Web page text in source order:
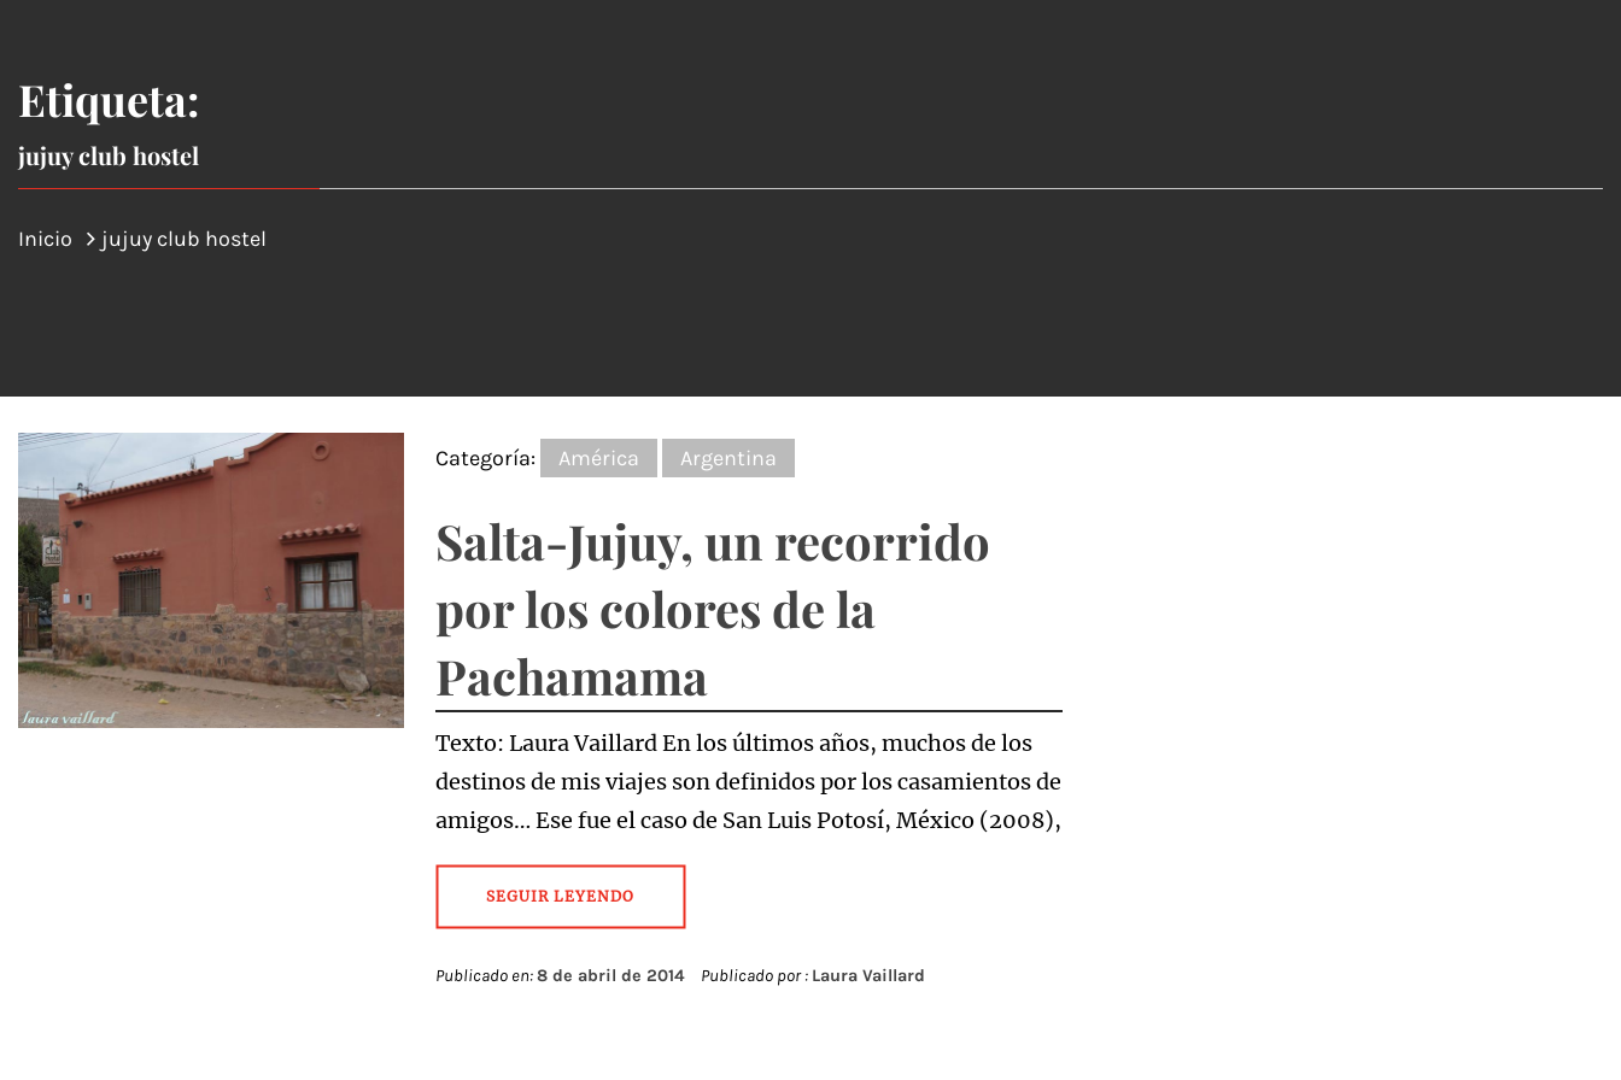
Etiqueta:
jujuy club hostel
Inicio jujuy club hostel
Categoría: América Argentina
Salta-Jujuy, un recorrido
por los colores de la
Pachamama
Texto: Laura Vaillard En los últimos años, muchos de los
destinos de mis viajes son definidos por los casamientos de
amigos… Ese fue el caso de San Luis Potosí, México (2008),
SEGUIR LEYENDO
Publicado en:8 de abril de 2014 Publicado por : Laura Vaillard